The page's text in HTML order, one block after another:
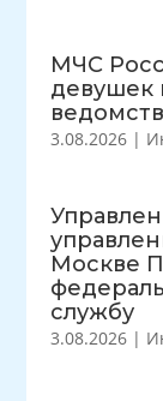
МЧС
девушек
3.08.2026 |
Москве
службу
3.08.2026 |